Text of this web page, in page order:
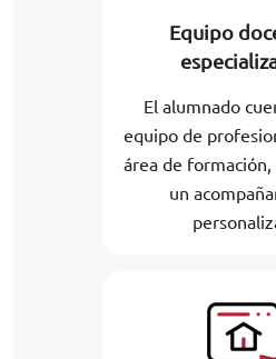
Equipo
El alumnado
equipo de
área de
un